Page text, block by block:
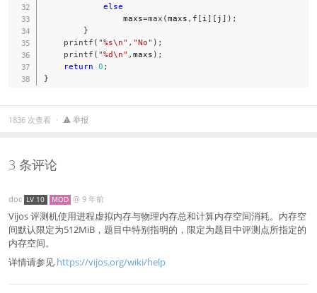
else
                maxs
=max (maxs , f [ i] [ j ] ) ;
}
printf ( "%s\n" , "No" ) ;
printf ( "%d\n" , maxs ) ;
return 0 ;
}
1836 次查看 举报
3 条评论
doc LV 10 MOD @9 年前
Vijos 评测机使用进程虚拟内存与物理内存总和计算内存空间消耗。内存空
间默认限定为512MiB，题目中特别指明的，限定为题目中评测点所指定的
内存空间。
详情请参见 https://vijos.org/wiki/help